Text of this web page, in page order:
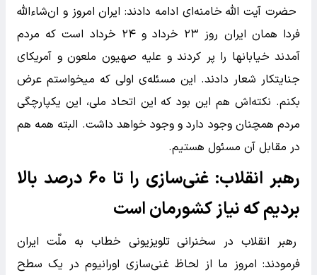
حضرت آیت الله خامنه‌ای ادامه دادند: ایران امروز و ان‌شاءاللّه
فردا همان ایران روز ۲۳ خرداد و ۲۴ خرداد است که مردم
آمدند خیابانها را پر کردند و علیه صهیون ملعون و آمریکای
جنایتکار شعار دادند. این مسئله‌ی اولی که میخواستم عرض
بکنم. نکته‌اش هم این بود که این اتحاد ملی، این یکپارچگی
مردم همچنان وجود دارد و وجود خواهد داشت. البته همه هم
در مقابل آن مسئول هستیم.
رهبر انقلاب: غنی‌سازی را تا ۶۰‌ درصد بالا
بردیم که نیاز کشورمان است
رهبر انقلاب در سخنرانی تلویزیونی خطاب به ملّت ایران
فرمودند: امروز ما از لحاظ غنی‌سازی اورانیوم در یک سطح